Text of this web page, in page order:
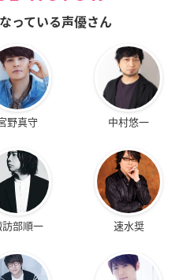
っている声優さん
野真守 中村悠一
部順一 速水奨